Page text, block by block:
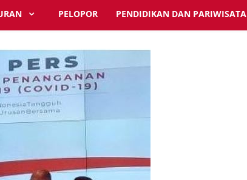
PELOPOR PENDIDIKAN DAN PARIWISATA